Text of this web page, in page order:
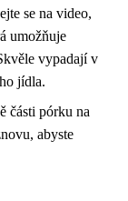
se na video,
umožňuje
vypadají v
jídla.
části pórku na
abyste